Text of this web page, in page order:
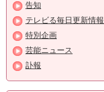
告知
テレビる毎日更新情報
特別企画
芸能ニュース
訃報